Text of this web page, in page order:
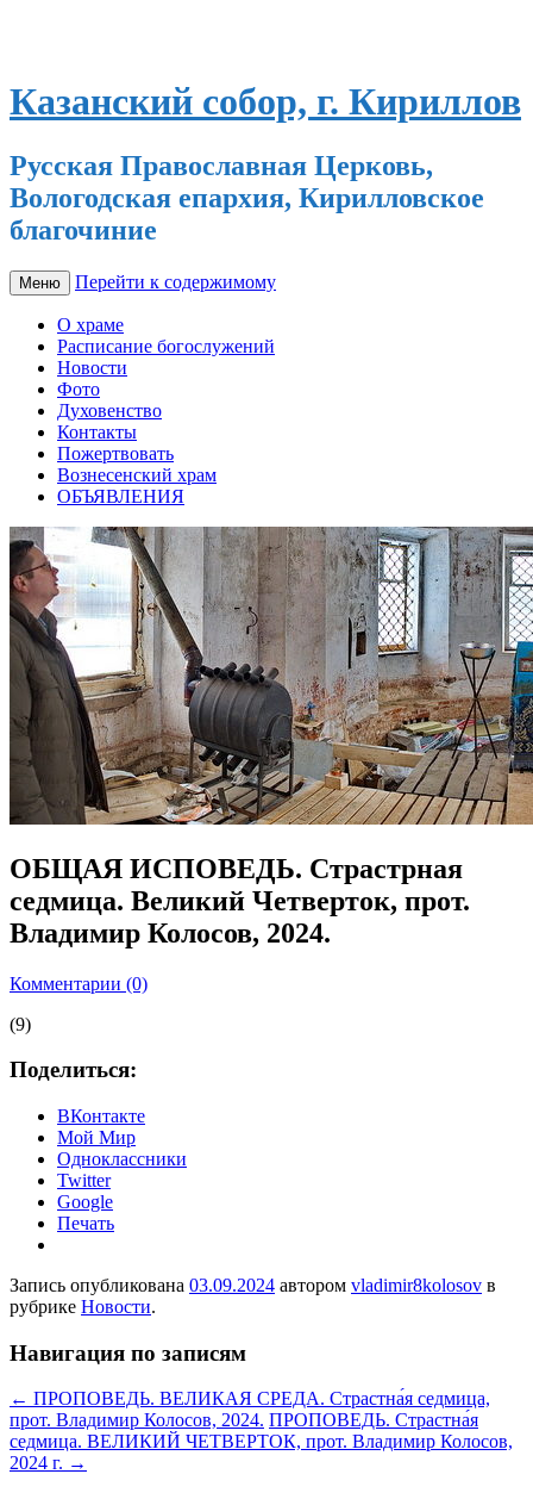
Казанский собор, г. Кириллов
Русская Православная Церковь,
Вологодская епархия, Кирилловское
благочиние
Меню Перейти к содержимому
О храме
Расписание богослужений
Новости
Фото
Духовенство
Контакты
Пожертвовать
Вознесенский храм
ОБЪЯВЛЕНИЯ
ОБЩАЯ ИСПОВЕДЬ. Страстрная
седмица. Великий Четверток, прот.
Владимир Колосов, 2024.
Комментарии (0)
(9)
Поделиться:
ВКонтакте
Мой Мир
Одноклассники
Twitter
Google
Печать
Запись опубликована 03.09.2024 автором vladimir8kolosov в
рубрике Новости.
Навигация по записям
← ПРОПОВЕДЬ. ВЕЛИКАЯ СРЕДА. Страстна́я седмица,
прот. Владимир Колосов, 2024. ПРОПОВЕДЬ. Страстна́я
седмица. ВЕЛИКИЙ ЧЕТВЕРТОК, прот. Владимир Колосов,
2024 г. →